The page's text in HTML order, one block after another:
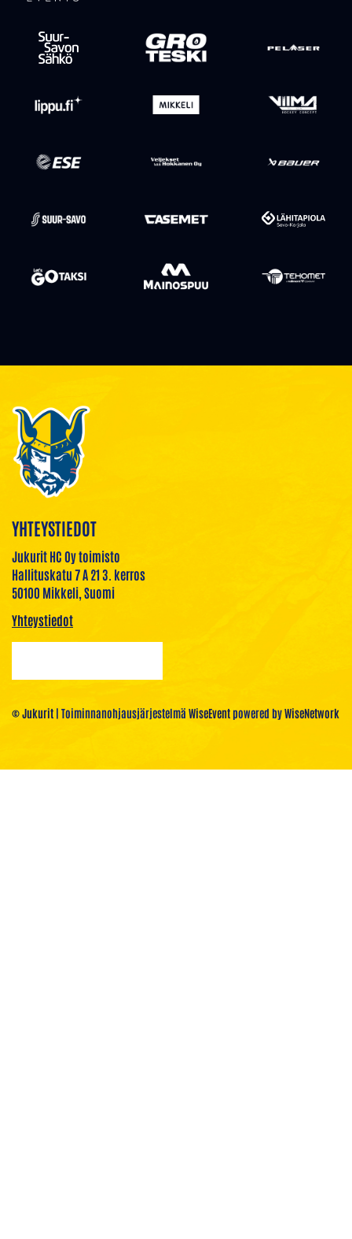
YHTEYSTIEDOT
Jukurit HC Oy toimisto
Hallituskatu 7 A 21 3. kerros
50100 Mikkeli, Suomi
Yhteystiedot
© Jukurit | Toiminnanohjausjärjestelmä WiseEventpowered byWiseNetwork